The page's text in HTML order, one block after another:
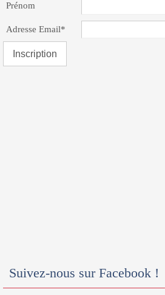
Prénom
Adresse Email*
Suivez-nous sur Facebook !